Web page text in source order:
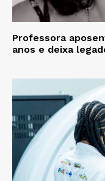
Professora
anos e deixa